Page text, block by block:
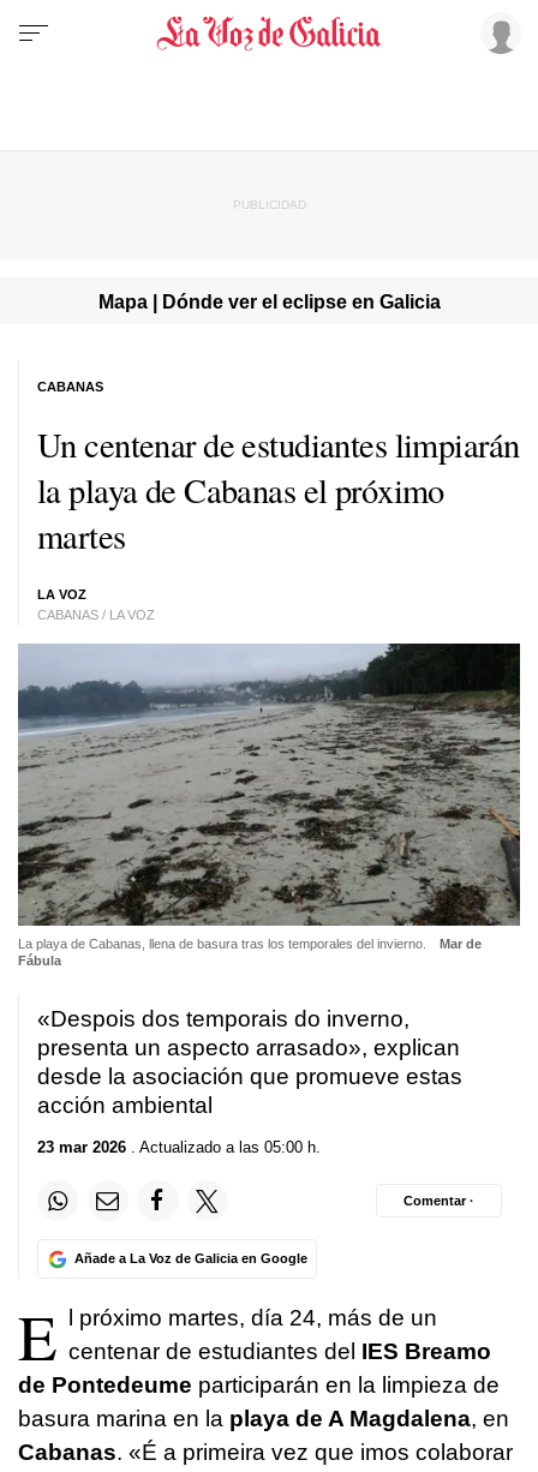
Mapa | Dónde ver el eclipse en Galicia
Un centenar de estudiantes limpiarán
la playa de Cabanas el próximo
martes
LA VOZ
CABANAS / LA VOZ
CABANAS
La playa de Cabanas, llena de basura tras los temporales del invierno.
Mar de
Fábula
«Despois dos temporais do inverno,
presenta un aspecto arrasado», explican
desde la asociación que promueve estas
acción ambiental
23 mar 2026 . Actualizado a las 05:00 h.
Añade a La Voz de Galicia en Google
Comentar ·
E
l próximo martes, día 24, más de un
centenar de estudiantes del IES Breamo
de Pontedeume participarán en la limpieza de
basura marina en la playa de A Magdalena, en
Cabanas. «É a primeira vez que imos colaborar